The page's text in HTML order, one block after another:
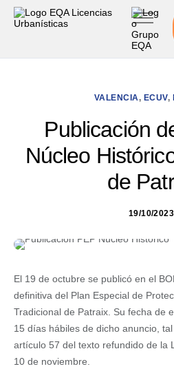
Servicios
VALENCIA, ECUV,
Publicación
Núcleo
de
19/10/2023
El 19 de octubre se publicó en el
definitiva del Plan Especial de
Tradicional de Patraix. Su fecha de
15 días hábiles de dicho anuncio,
artículo 57 del texto refundido de la
10 de noviembre.